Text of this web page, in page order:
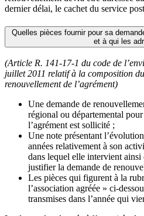
dernier délai, le cachet du service
Quelles pièces fournir pour sa
et à qui les
(Article R. 141-17-1 du code de
juillet 2011 relatif à la composition
renouvellement de l’agrément)
Une demande de
régional ou départemental
l’agrément est sollicité ;
Une note présentant
années relativement à son
dans lequel elle intervient ainsi
justifier la demande de
Les pièces qui figurent à la
l’association agréée » ci-
transmises dans l’année qui